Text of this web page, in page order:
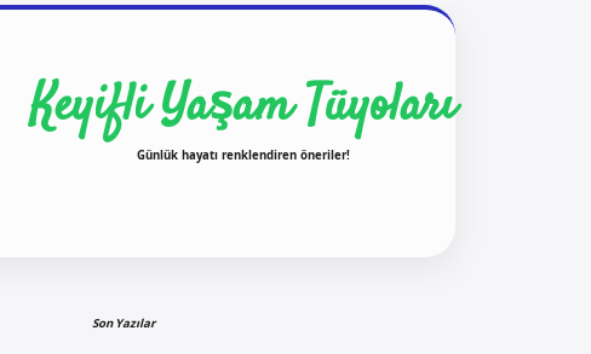
Keyifli Yaşam Tüyoları
Günlük hayatı renklendiren öneriler!
Son Yazılar